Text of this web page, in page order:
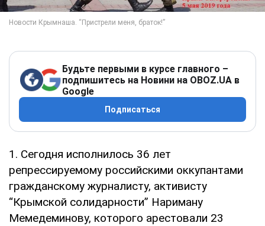
Будьте первыми в курсе главного –
подпишитесь на Новини на OBOZ.UA в
Google
Подписаться
1. Сегодня исполнилось 36 лет
репрессируемому российскими оккупантами
гражданскому журналисту, активисту
“Крымской солидарности” Нариману
Мемедеминову, которого арестовали 23